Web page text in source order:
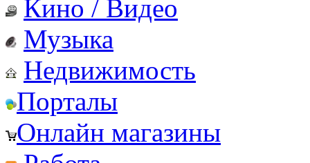
Кино / Видео
Музыка
Недвижимость
Порталы
Онлайн магазины